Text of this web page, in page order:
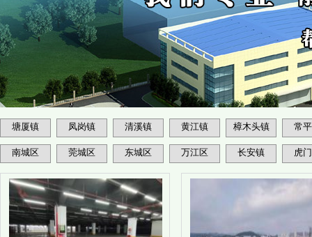
塘厦镇 凤岗镇 清溪镇 黄江镇 樟木头镇 常
南城区 莞城区 东城区 万江区 长安镇 虎